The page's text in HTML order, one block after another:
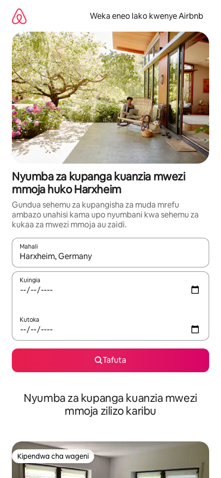
kwenda
kwenye
maudhui
Weka eneo lako kwenye Airbnb
Nyumba za kupanga kuanzia mwezi
mmoja huko Harxheim
Gundua sehemu za kupangisha za muda mrefu
ambazo unahisi kama upo nyumbani kwa sehemu za
kukaa za mwezi mmoja au zaidi.
Mahali
Wakati matokeo yanapatikana, vinjari kwa kutumia vitufe vya
Kuingia
Kutoka
Tafuta
Nyumba za kupanga kuanzia mwezi
mmoja zilizo karibu
Kipendwa cha wageni
Kipendwa cha wageni